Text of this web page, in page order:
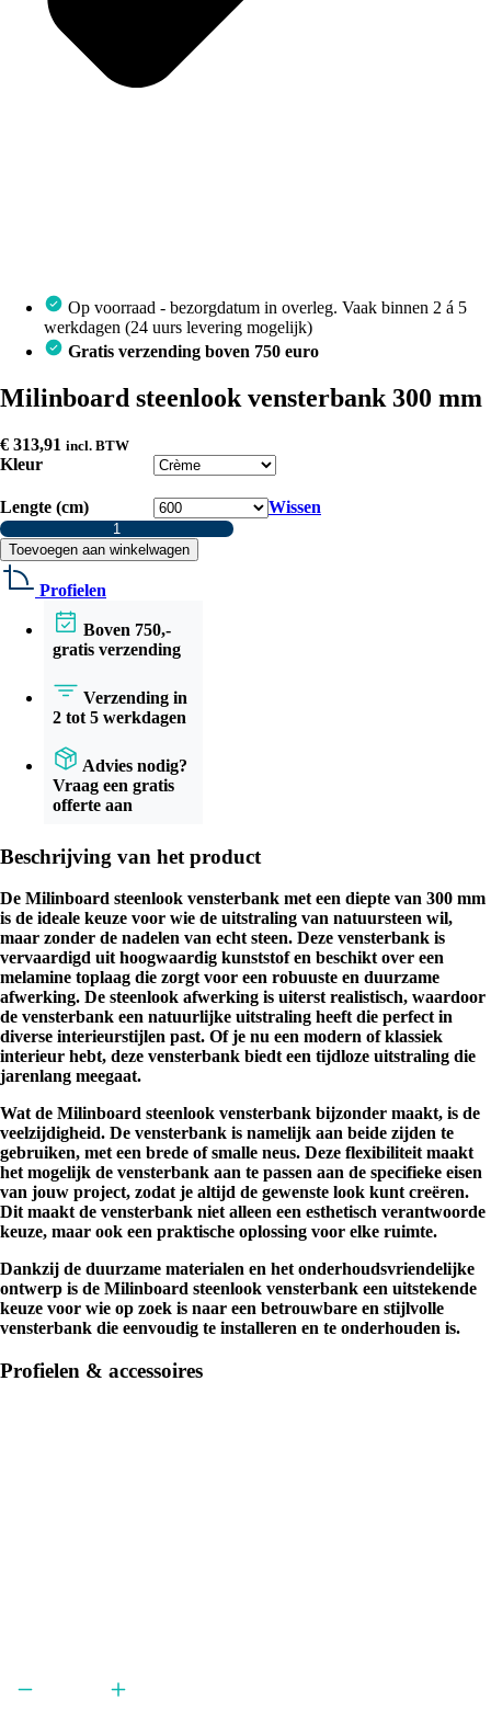
Op voorraad - bezorgdatum in overleg. Vaak binnen 2 á 5
werkdagen (24 uurs levering mogelijk)
Gratis verzending boven 750 euro
Milinboard steenlook vensterbank 300 mm
€ 313,91 incl. BTW
Kleur
Lengte (cm)
Wissen
Milinboard
steenlook
vensterbank
300
aantal
Toevoegen aan winkelwagen
Profielen
Boven 750,-
gratis verzending
Verzending in
2 tot 5 werkdagen
Advies nodig?
Vraag een gratis
offerte aan
Beschrijving van het product
De Milinboard steenlook vensterbank met een diepte van 300 mm
is de ideale keuze voor wie de uitstraling van natuursteen wil,
maar zonder de nadelen van echt steen. Deze vensterbank is
vervaardigd uit hoogwaardig kunststof en beschikt over een
melamine toplaag die zorgt voor een robuuste en duurzame
afwerking. De steenlook afwerking is uiterst realistisch, waardoor
de vensterbank een natuurlijke uitstraling heeft die perfect in
diverse interieurstijlen past. Of je nu een modern of klassiek
interieur hebt, deze vensterbank biedt een tijdloze uitstraling die
jarenlang meegaat.
Wat de Milinboard steenlook vensterbank bijzonder maakt, is de
veelzijdigheid. De vensterbank is namelijk aan beide zijden te
gebruiken, met een brede of smalle neus. Deze flexibiliteit maakt
het mogelijk de vensterbank aan te passen aan de specifieke eisen
van jouw project, zodat je altijd de gewenste look kunt creëren.
Dit maakt de vensterbank niet alleen een esthetisch verantwoorde
keuze, maar ook een praktische oplossing voor elke ruimte.
Dankzij de duurzame materialen en het onderhoudsvriendelijke
ontwerp is de Milinboard steenlook vensterbank een uitstekende
keuze voor wie op zoek is naar een betrouwbare en stijlvolle
vensterbank die eenvoudig te installeren en te onderhouden is.
Profielen & accessoires